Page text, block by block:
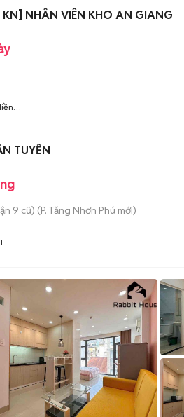
KN] NHÂN VIÊN KHO AN GIANG
TUYỂN
9 cũ) (P. Tăng Nhơn Phú mới)